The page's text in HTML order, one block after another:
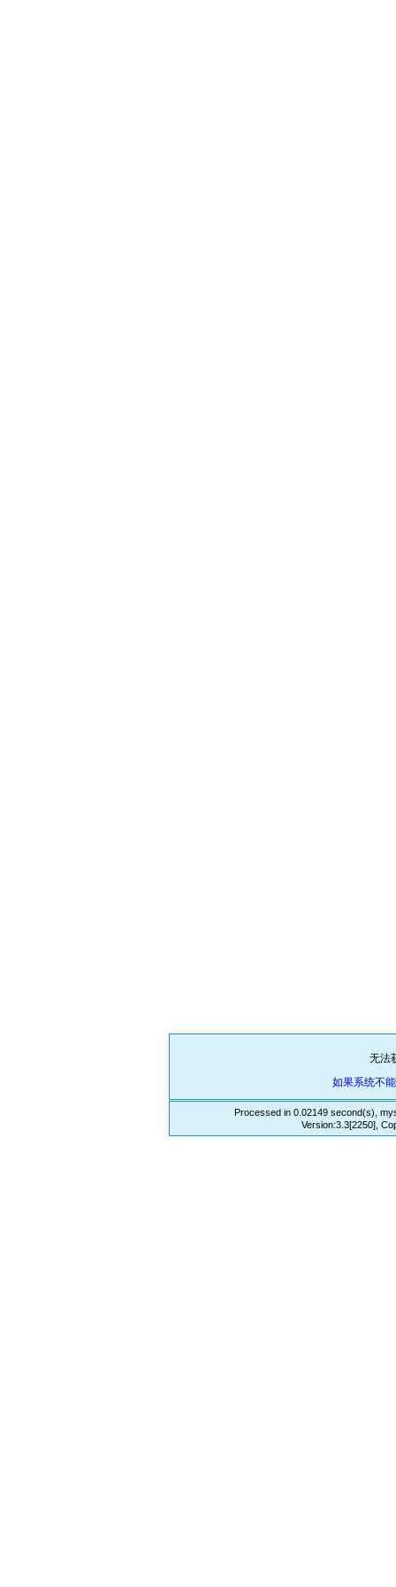
无法
如果系统不
Processed in 0.02149 second(s),
Version:3.3[2250],